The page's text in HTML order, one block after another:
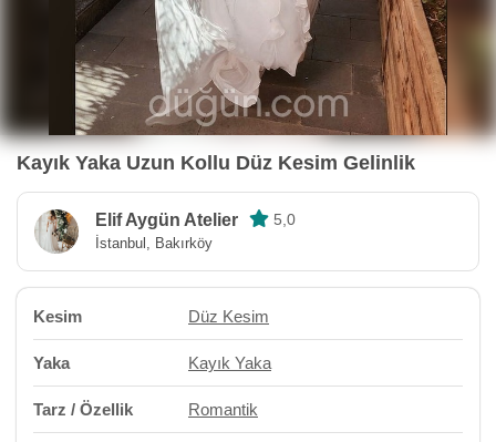
Kayık Yaka Uzun Kollu Düz Kesim Gelinlik
Elif Aygün Atelier 5,0
İstanbul, Bakırköy
Kesim Düz Kesim
Yaka Kayık Yaka
Tarz / Özellik Romantik